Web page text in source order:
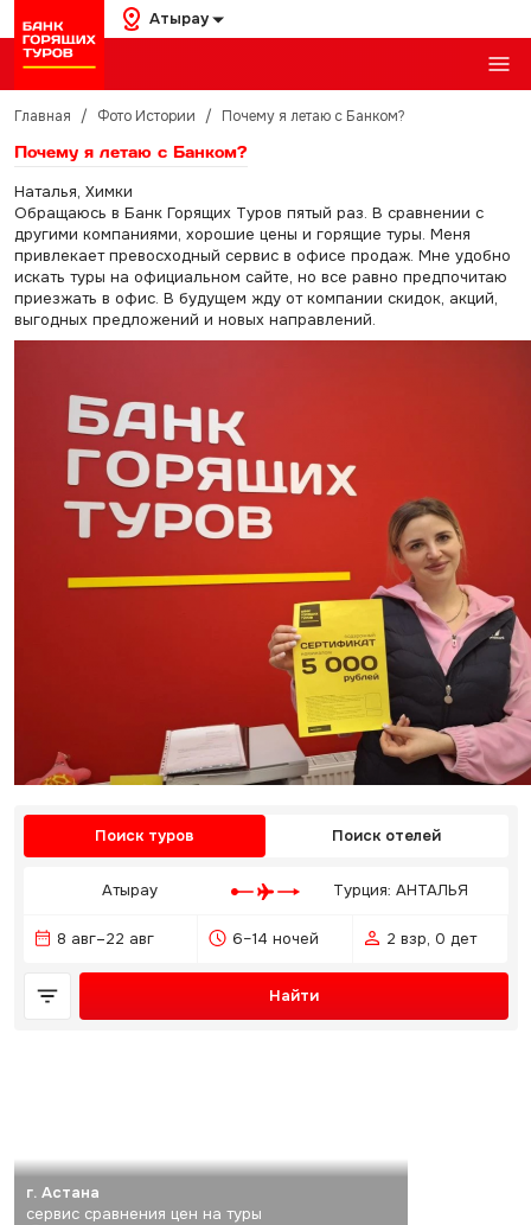
Атырау
Главная / Фото Истории / Почему я летаю с Банком?
Почему я летаю с Банком?
Наталья, Химки
Обращаюсь в Банк Горящих Туров пятый раз. В сравнении с
другими компаниями, хорошие цены и горящие туры. Меня
привлекает превосходный сервис в офисе продаж. Мне удобно
искать туры на официальном сайте, но все равно предпочитаю
приезжать в офис. В будущем жду от компании скидок, акций,
выгодных предложений и новых направлений.
Поиск туров Поиск отелей
Атырау Турция: АНТАЛЬЯ
8 авг–22 авг 6–14 ночей 2 взр, 0 дет
Найти
г. Астана
сервис сравнения цен на туры